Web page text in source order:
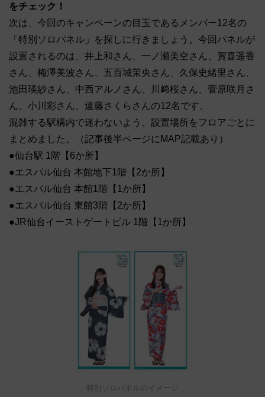
をチェック！
次は、今回のキャンペーンの目玉であるメンバー12名の
「特別ソロパネル」を探しに行きましょう。今回パネルが
設置されるのは、井上和さん、一ノ瀬美空さん、賀喜遥香
さん、梅澤美波さん、五百城茉央さん、久保史緒里さん、
池田瑛紗さん、中西アルノさん、川﨑桜さん、菅原咲月さ
ん、小川彩さん、遠藤さくらさんの12名です。
混雑する駅構内で迷わないよう、設置場所をフロアごとに
まとめました。（記事後半ページにMAP記載あり）
●仙台駅 1階【6か所】
●エスパル仙台 本館地下1階【2か所】
●エスパル仙台 本館1階【1か所】
●エスパル仙台 東館3階【2か所】
●JR仙台イーストゲートビル 1階【1か所】
特別ソロパネルのイメージ